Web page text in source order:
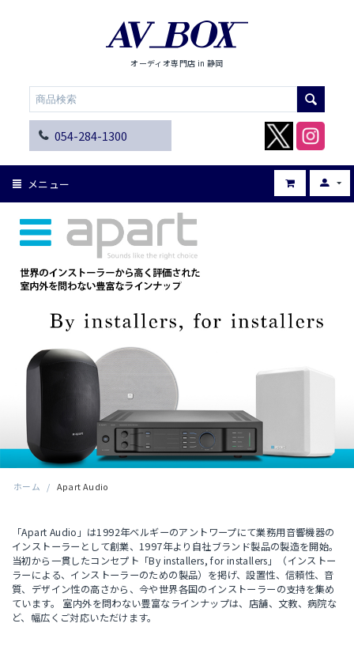
オーディオ専門店 in 静岡
054-284-1300
メニュー
ホーム / Apart Audio
「Apart Audio」は1992年ベルギーのアントワープにて業務用音響機器の
インストーラーとして創業、1997年より自社ブランド製品の製造を開始。
当初から一貫したコンセプト「By installers, for installers」（インストー
ラーによる、インストーラーのための製品）を掲げ、設置性、信頼性、音
質、デザイン性の高さから、今や世界各国のインストーラーの支持を集め
ています。 室内外を問わない豊富なラインナップは、店舗、文教、病院な
ど、幅広くご対応いただけます。